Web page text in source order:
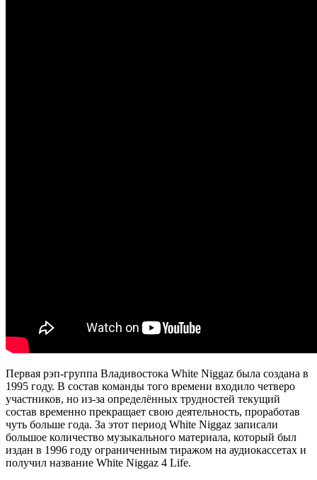
Первая рэп-группа Владивостока White Niggaz была создана в
1995 году. В состав команды того времени входило четверо
участников, но из-за определённых трудностей текущий
состав временно прекращает свою деятельность, проработав
чуть больше года. За этот период White Niggaz записали
большое количество музыкального материала, который был
издан в 1996 году ограниченным тиражом на аудиокассетах и
получил название White Niggaz 4 Life.